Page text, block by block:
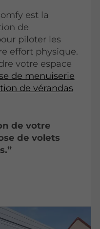
est la
de
piloter les
effort physique.
votre espace
de menuiserie
de vérandas
de votre
de volets